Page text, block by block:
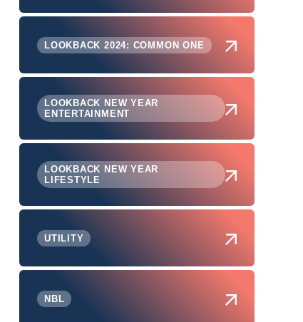
LOOKBACK 2024: COMMON ONE
LOOKBACK NEW YEAR
ENTERTAINMENT
LOOKBACK NEW YEAR
LIFESTYLE
UTILITY
NBL